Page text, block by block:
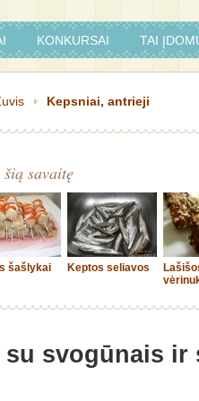
KONKURSAI TAI
Kepsniai, antrieji
savaitę
šašlykai Keptos seliavos
su svogūnais ir